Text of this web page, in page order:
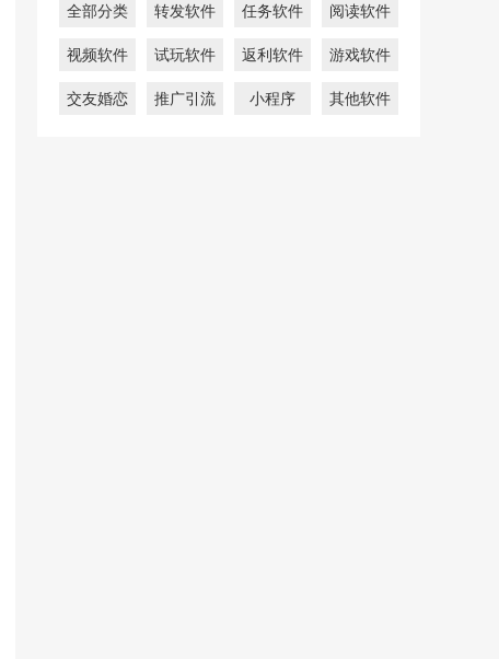
全部分类 转发软件 任务软件 阅读软件
视频软件 试玩软件 返利软件 游戏软件
交友婚恋 推广引流 小程序 其他软件